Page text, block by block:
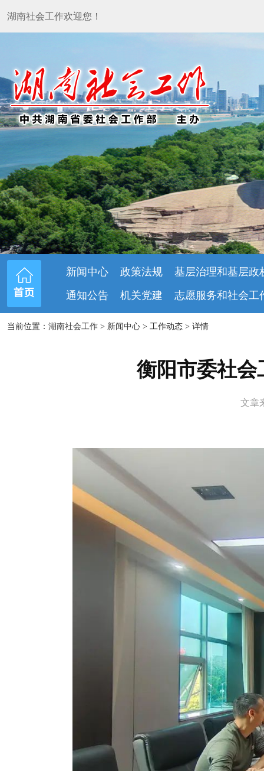
湖南社会工作欢迎您！
新闻中心 政策法规
基层治理和基层政
通知公告
机关党建 志愿服务和社会工
当前位置：湖南社会工作 > 新闻中心 > 工作动态 > 详情
衡阳市委社会
文章